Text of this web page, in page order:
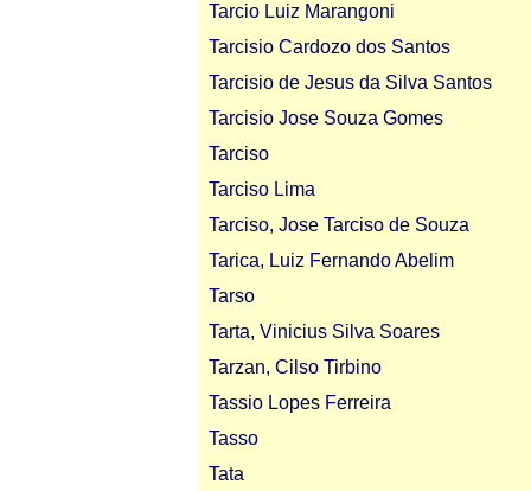
Tarcio Luiz Marangoni
Tarcisio Cardozo dos Santos
Tarcisio de Jesus da Silva Santos
Tarcisio Jose Souza Gomes
Tarciso
Tarciso Lima
Tarciso, Jose Tarciso de Souza
Tarica, Luiz Fernando Abelim
Tarso
Tarta, Vinicius Silva Soares
Tarzan, Cilso Tirbino
Tassio Lopes Ferreira
Tasso
Tata